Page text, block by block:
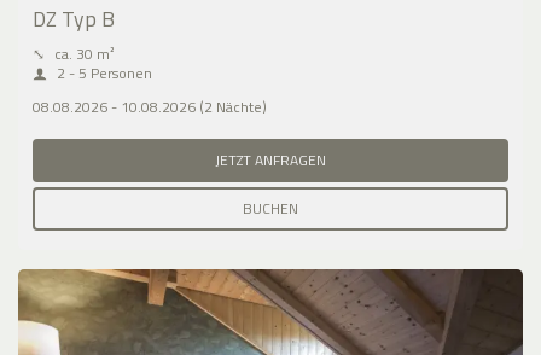
DZ Typ B
⤡ ca. 30 m²
2 - 5 Personen
08.08.2026 - 10.08.2026 (2 Nächte)
JETZT ANFRAGEN
BUCHEN